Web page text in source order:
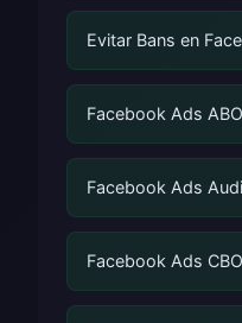
Evitar Bans en
Facebook Ads
Facebook Ads
Facebook Ads